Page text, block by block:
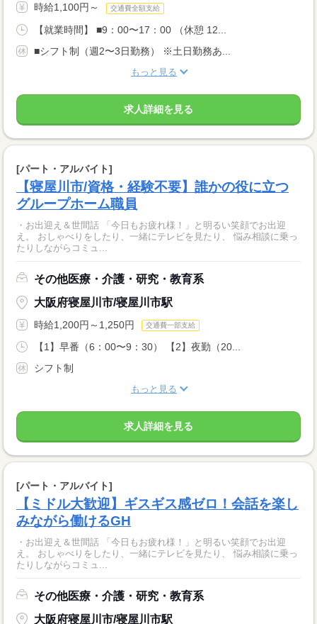
時給1,100円～ 交通費全額支給
【就業時間】 ■9：00〜17：00 （休憩 12...
■シフト制（週2〜3日勤務） ※土日勤務あ...
もっと見る
求人詳細を見る
[パート・アルバイト]
【寝屋川市/資格・経験不要】誰かの役に立つ
グループホーム職員
・お出迎え＆世間話 「今日もお疲れ様！」と明るい笑顔でお出迎
え。 おしゃべりをしたり、一緒にテレビを見たり、 悩み相談に乗っ
たりしながらコミュ...
その他医療・介護・研究・教育系
大阪府寝屋川市/寝屋川市駅
時給1,200円～1,250円 交通費一部支給
【1】早番（6：00〜9：30） 【2】夜勤（20...
シフト制
もっと見る
求人詳細を見る
[パート・アルバイト]
【ミドル大歓迎】ギスギス感ゼロ！会話を楽し
みながら働けるGH
・お出迎え＆世間話 「今日もお疲れ様！」と明るい笑顔でお出迎
え。 おしゃべりをしたり、一緒にテレビを見たり、 悩み相談に乗っ
たりしながらコミュ...
その他医療・介護・研究・教育系
大阪府寝屋川市/寝屋川市駅